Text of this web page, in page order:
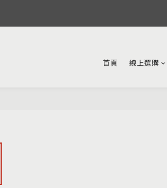
首頁 線上選購